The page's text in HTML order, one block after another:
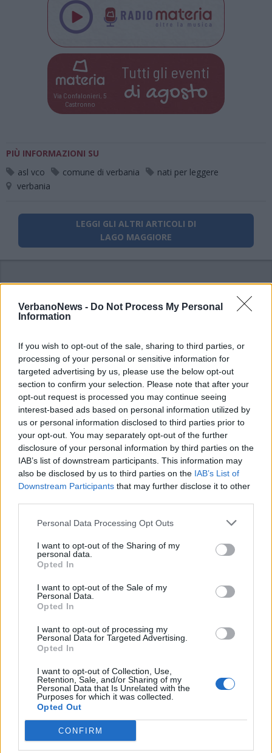
VerbanoNews - Do Not Process My Personal
Information
If you wish to opt-out of the sale, sharing to third parties, or
processing of your personal or sensitive information for
targeted advertising by us, please use the below opt-out
section to confirm your selection. Please note that after your
opt-out request is processed you may continue seeing
interest-based ads based on personal information utilized by
us or personal information disclosed to third parties prior to
your opt-out. You may separately opt-out of the further
disclosure of your personal information by third parties on the
IAB’s list of downstream participants. This information may
also be disclosed by us to third parties on the IAB’s List of
Downstream Participants that may further disclose it to other
Personal Data Processing Opt Outs
I want to opt-out of the Sharing of my
personal data.
Opted In
I want to opt-out of the Sale of my
Personal Data.
Opted In
I want to opt-out of processing my
Personal Data for Targeted Advertising.
Opted In
I want to opt-out of Collection, Use,
Retention, Sale, and/or Sharing of my
Personal Data that Is Unrelated with the
Purposes for which it was collected.
Opted Out
CONFIRM
Via Confalonieri, 5
Castronno
Tutti gli eventi
di agosto
PIÙ INFORMAZIONI SU
asl vco
comune di verbania
nati per leggere
verbania
LEGGI GLI ALTRI ARTICOLI DI
LAGO MAGGIORE
ALTRE NOTIZIE DI VERBANIA